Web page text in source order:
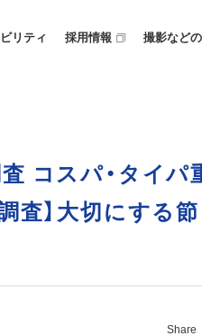
リティ 採用情報 撮影など
コスパ・タイ
査】大切にする
Share